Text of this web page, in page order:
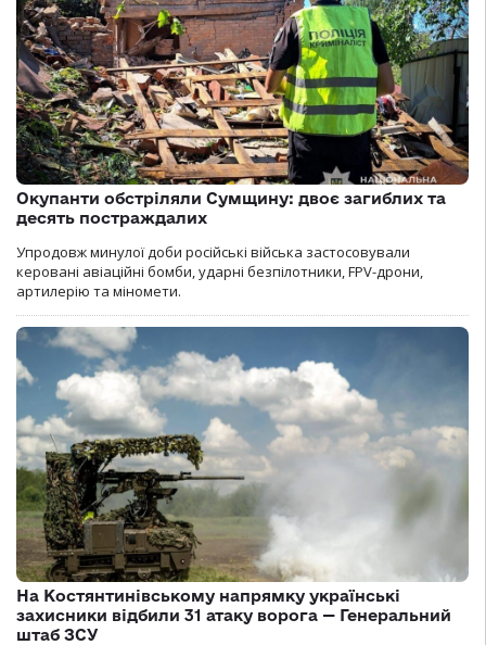
Окупанти обстріляли Сумщину: двоє загиблих та
десять постраждалих
Упродовж минулої доби російські війська застосовували
керовані авіаційні бомби, ударні безпілотники, FPV-дрони,
артилерію та міномети.
На Костянтинівському напрямку українські
захисники відбили 31 атаку ворога — Генеральний
штаб ЗСУ